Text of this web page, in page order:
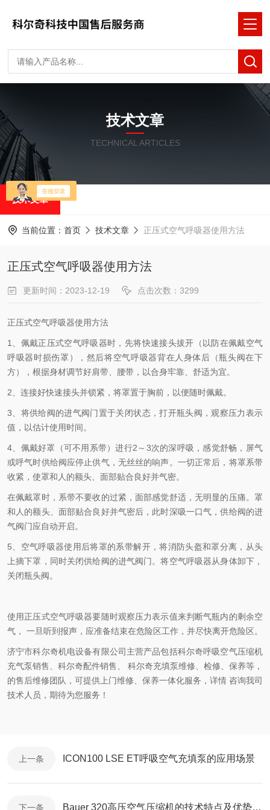
技术文章
TECHNICAL ARTICLES
技术文章
当前位置： 首页 技术文章 正压式空气呼吸器使用方法
正压式空气呼吸器使用方法
更新时间：2023-12-19 点击次数：3299
正压式空气呼吸器使用方法
1、佩戴正压式空气呼吸器时，先将快速接头拔开（以防在佩戴空气
呼吸器时损伤罩），然后将空气呼吸器背在人身体后（瓶头阀在下
方），根据身材调节好肩带、腰带，以合身牢靠、舒适为宜。
2、连接好快速接头并锁紧，将罩置于胸前，以便随时佩戴。
3、将供给阀的进气阀门置于关闭状态，打开瓶头阀，观察压力表示
值，以估计使用时间。
4、佩戴好罩（可不用系带）进行2～3次的深呼吸，感觉舒畅，屏气
或呼气时供给阀应停止供气，无丝丝的响声。一切正常后，将罩系带
收紧，使罩和人的额头、面部贴合良好并气密。
在佩戴罩时，系带不要收的过紧，面部感觉舒适，无明显的压痛。罩
和人的额头、面部贴合良好并气密后，此时深吸一口气，供给阀的进
气阀门应自动开启。
5、空气呼吸器使用后将罩的系带解开，将消防头盔和罩分离，从头
上摘下罩，同时关闭供给阀的进气阀门。将空气呼吸器从身体卸下，
关闭瓶头阀。
使用正压式空气呼吸器要随时观察压力表示值来判断气瓶内的剩余空
气， 一旦听到报声，应准备结束在危险区工作，并尽快离开危险区。
济宁市科尔奇机电设备有限公司主营产品包括科尔奇呼吸空气压缩机
充气泵销售、科尔奇配件销售、 科尔奇充填泵维修、检修、保养等，
的售后维修团队，可提供上门维修、保养一体化服务，详情 咨询我司
技术人员，期待为您服务！
上一条 ICON100 LSE ET呼吸空气充填泵的应用场景
下一条 Bauer 320高压空气压缩机的技术特点及优势体现